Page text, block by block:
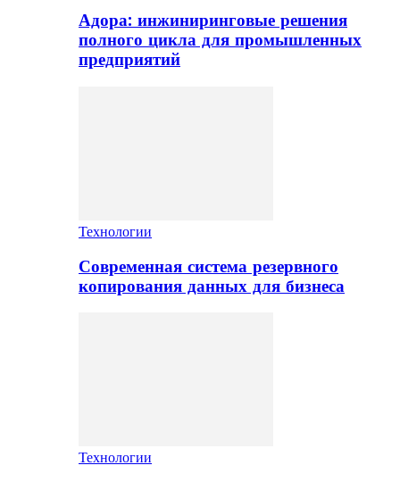
Адора: инжиниринговые решения
полного цикла для промышленных
предприятий
Технологии
Современная система резервного
копирования данных для бизнеса
Технологии